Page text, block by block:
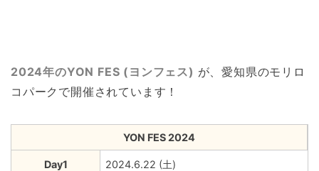
2024年のYON FES (ヨンフェス) が、愛知県のモリロ
コパークで開催されています！
YON FES 2024
Day1 2024.6.22 (土)